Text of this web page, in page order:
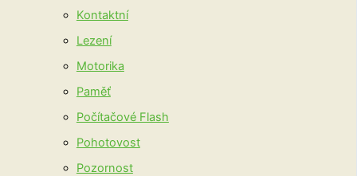
Kontaktní
Lezení
Motorika
Paměť
Počítačové Flash
Pohotovost
Pozornost